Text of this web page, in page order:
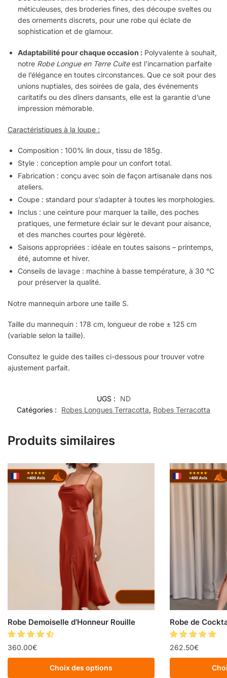
méticuleuses, des broderies fines, des découpe sveltes ou
des ornements discrets, pour une robe qui éclate de
sophistication et de glamour.
Adaptabilité pour chaque occasion : Polyvalente à souhait,
notre Robe Longue en Terre Cuiteest l’incarnation parfaite
de l’élégance en toutes circonstances. Que ce soit pour des
unions nuptiales, des soirées de gala, des événements
caritatifs ou des dîners dansants, elle est la garantie d’une
impression mémorable.
Caractéristiques à la loupe :
Composition : 100% lin doux, tissu de 185g.
Style : conception ample pour un confort total.
Fabrication : conçu avec soin de façon artisanale dans nos
ateliers.
Coupe : standard pour s’adapter à toutes les morphologies.
Inclus : une ceinture pour marquer la taille, des poches
pratiques, une fermeture éclair sur le devant pour aisance,
et des manches courtes pour légèreté.
Saisons appropriées : idéale en toutes saisons – printemps,
été, automne et hiver.
Conseils de lavage : machine à basse température, à 30 °C
pour préserver la qualité.
Notre mannequin arbore une taille S.
Taille du mannequin : 178 cm, longueur de robe ± 125 cm
(variable selon la taille).
Consultez le guide des tailles ci-dessous pour trouver votre
ajustement parfait.
UGS :
ND
Catégories :
Robes Longues Terracotta, Robes Terracotta
Produits similaires
Robe Demoiselle d’Honneur Rouille
360.00€
Choix des options
Robe de
262.50€